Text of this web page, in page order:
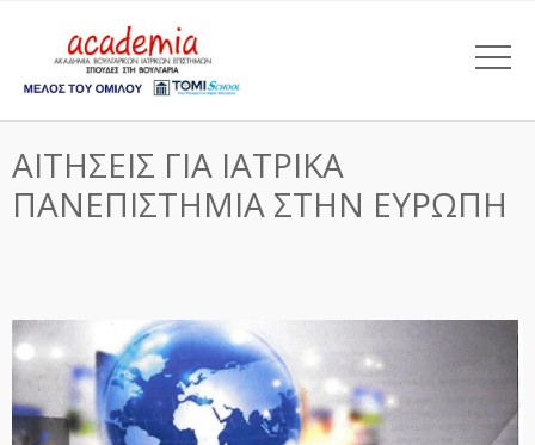
ΑΙΤΗΣΕΙΣ ΓΙΑ ΙΑΤΡΙΚΑ
ΠΑΝΕΠΙΣΤΗΜΙΑ ΣΤΗΝ ΕΥΡΩΠΗ